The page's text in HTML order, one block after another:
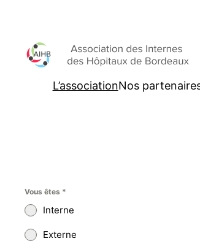
contenu
L’associationNos
Vous êtes *
Interne
Externe